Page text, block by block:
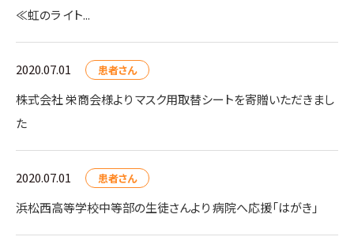
≪虹のラ イト...
2020.07.01 患者さん
株式会社 栄商会様より マスク用取替シートを寄贈いただきまし
た
2020.07.01 患者さん
浜松西高等学校中等部の生徒さんより 病院へ応援「はがき」